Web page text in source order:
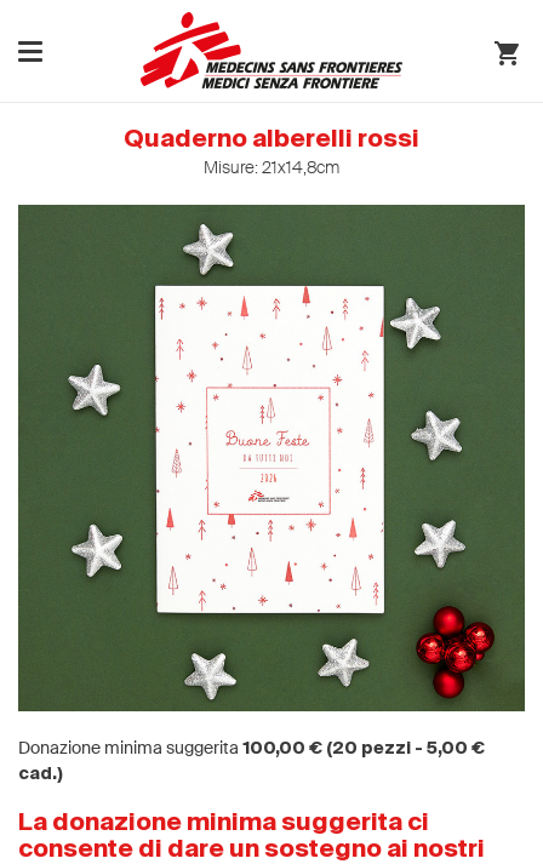
Quaderno alberelli rossi
Misure: 21x14,8cm
Donazione minima suggerita 100,00 € (20 pezzi - 5,00 €
cad.)
La donazione minima suggerita ci
consente di dare un sostegno ai nostri